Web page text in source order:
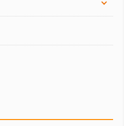
作成コンサルティング
見直し
善加算の取得、区分アップ、
行支援
祉事業所の開業の流れ
護サービス事業者指定」の代